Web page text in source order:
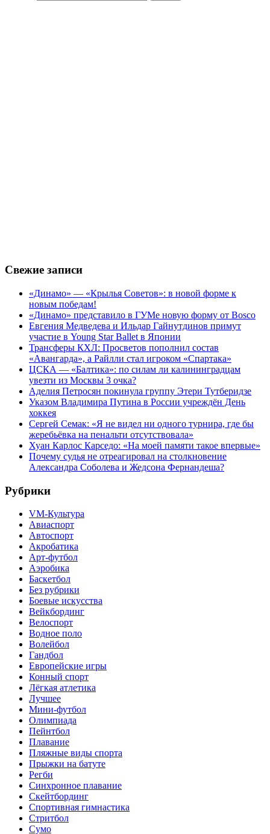
Свежие записи
«Динамо» — «Крылья Советов»: в новой форме к
новым победам!
«Динамо» представило в ГУМе новую форму от Bosco
Евгения Медведева и Ильдар Гайнутдинов примут
участие в Young Star Ballet в Японии
Трансферы КХЛ: Просветов пополнил состав
«Авангарда», а Райлли стал игроком «Спартака»
ЦСКА — «Балтика»: по силам ли калининградцам
увезти из Москвы 3 очка?
Аделия Петросян покинула группу Этери Тутберидзе
Указом Владимира Путина в России учреждён День
хоккея
Сергей Семак: «Я не видел ни одного турнира, где бы
жеребьёвка на пенальти отсутствовала»
Хуан Карлос Карседо: «На моей памяти такое впервые»
Почему судья не отреагировал на столкновение
Александра Соболева и Жедсона Фернандеша?
Рубрики
VM-Культура
Авиаспорт
Автоспорт
Акробатика
Арт-футбол
Аэробика
Баскетбол
Без рубрики
Боевые искусства
Вейкбординг
Велоспорт
Водное поло
Волейбол
Гандбол
Европейские игры
Конный спорт
Лёгкая атлетика
Лучшее
Мини-футбол
Олимпиада
Пейнтбол
Плавание
Пляжные виды спорта
Прыжки на батуте
Регби
Синхронное плавание
Скейтбординг
Спортивная гимнастика
Стритбол
Сумо